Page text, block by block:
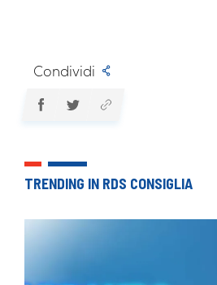
Condividi
TRENDING IN RDS CONSIGLIA